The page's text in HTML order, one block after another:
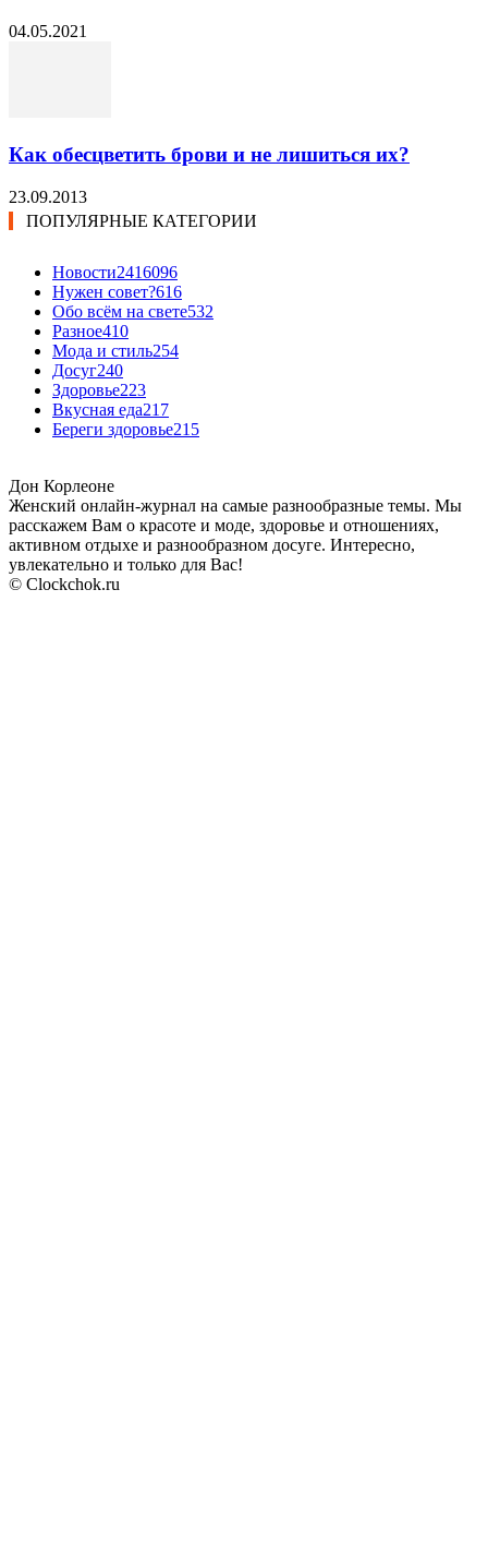
04.05.2021
Как обесцветить брови и не лишиться их?
23.09.2013
ПОПУЛЯРНЫЕ КАТЕГОРИИ
Новости2416096
Нужен совет?616
Обо всём на свете532
Разное410
Мода и стиль254
Досуг240
Здоровье223
Вкусная еда217
Береги здоровье215
Дон Корлеоне
Женский онлайн-журнал на самые разнообразные темы. Мы
расскажем Вам о красоте и моде, здоровье и отношениях,
активном отдыхе и разнообразном досуге. Интересно,
увлекательно и только для Вас!
© Clockchok.ru